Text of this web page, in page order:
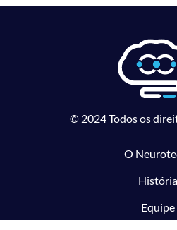
© 2024 Todos os
O
História
Equipe